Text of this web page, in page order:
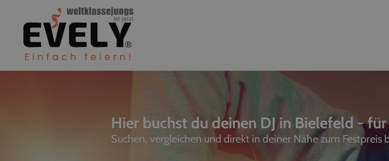
Hier buchst du deinen DJ in Bielefeld -
Suchen, vergleichen und direkt in deiner Nähe zum Festpreis